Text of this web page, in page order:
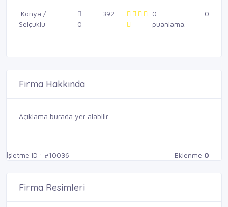
Konya /
Selçuklu
0
392
0
puanlama.
0
Firma Hakkında
Açıklama burada yer alabilir
İşletme ID : #10036 Eklenme 0
Firma Resimleri